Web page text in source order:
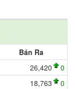
Bán Ra
26,420 0
18,763 0